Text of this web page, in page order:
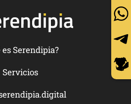
es Serendipia?
Servicios